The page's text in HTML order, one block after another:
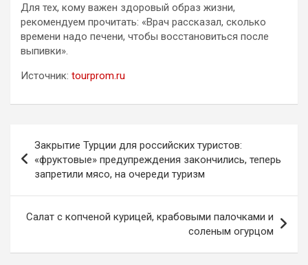
Для тех, кому важен здоровый образ жизни,
рекомендуем прочитать: «Врач рассказал, сколько
времени надо печени, чтобы восстановиться после
выпивки».
Источник: tourprom.ru
по
записям
Закрытие Турции для российских туристов:
«фруктовые» предупреждения закончились, теперь
запретили мясо, на очереди туризм
Салат с копченой курицей, крабовыми палочками и
соленым огурцом